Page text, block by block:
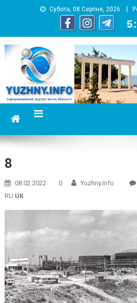
Субота, 08 Серпня, 2026
5 :
информационный портал
8
08.02.2022 0 Yuzhny.info
RU UK